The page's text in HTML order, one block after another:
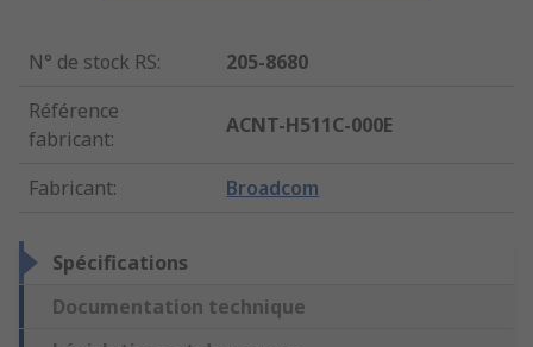
N° de stock RS:
205-8680
Référence
fabricant:
ACNT-H511C-000E
Fabricant: Broadcom
Spécifications
Documentation technique